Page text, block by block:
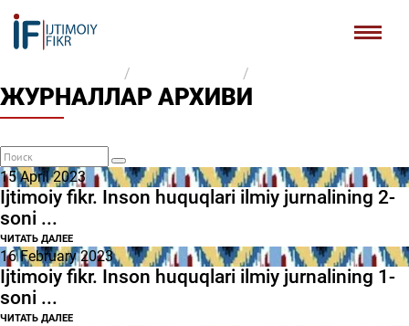
ЖУРНАЛЛАР АРХИВИ
15 April 2023
Ijtimoiy fikr. Inson huquqlari ilmiy jurnalining 2-
soni ...
ЧИТАТЬ ДАЛЕЕ
16 February 2023
Ijtimoiy fikr. Inson huquqlari ilmiy jurnalining 1-
soni ...
ЧИТАТЬ ДАЛЕЕ